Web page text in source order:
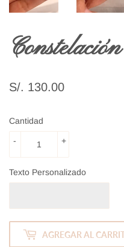
S/. 130.00
Cantidad
+
-
Texto Personalizado
AGREGAR AL